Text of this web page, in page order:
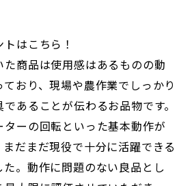
はこちら！
商品は使用感はあるものの動
おり、現場や農作業でしっかり
あることが伝わるお品物です。
ーの回転といった基本動作が
だまだ現役で十分に活躍できる
。動作に問題のない良品とし